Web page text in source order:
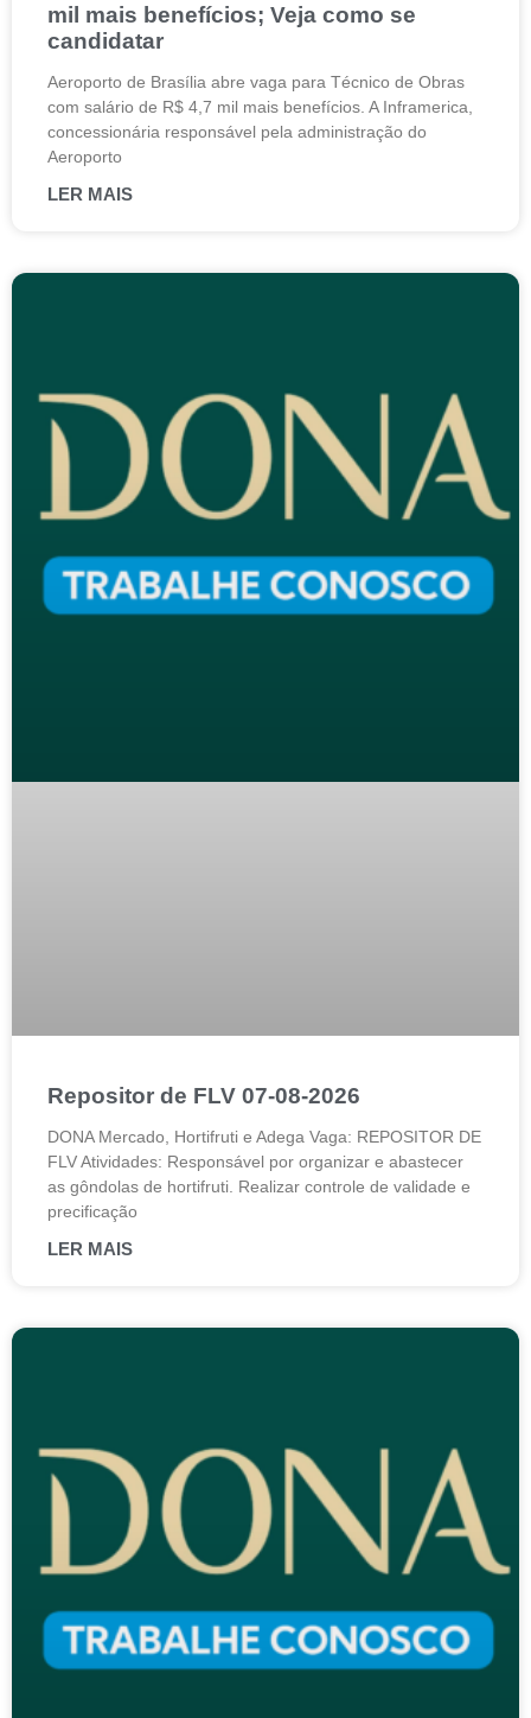
mil mais benefícios; Veja como se
candidatar
Aeroporto de Brasília abre vaga para Técnico de Obras
com salário de R$ 4,7 mil mais benefícios. A Inframerica,
concessionária responsável pela administração do
Aeroporto
LER MAIS
Repositor de FLV 07-08-2026
DONA Mercado, Hortifruti e Adega Vaga: REPOSITOR DE
FLV Atividades: Responsável por organizar e abastecer
as gôndolas de hortifruti. Realizar controle de validade e
precificação
LER MAIS